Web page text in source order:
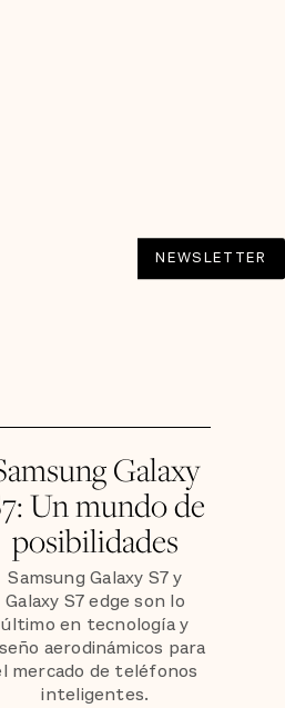
NEWSLETTER
Galaxy
Un mundo de
posibilidades
Samsung Galaxy S7 y
Galaxy S7 edge son lo
último en tecnología y
aerodinámicos para
mercado de teléfonos
inteligentes.